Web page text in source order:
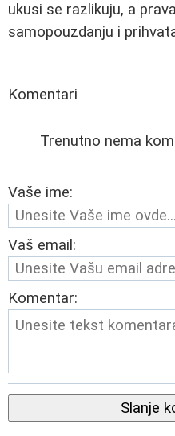
ukusi se razlikuju, a
samopouzdanju i
Komentari
Trenutno nema
Vaše ime:
Vaš email:
Komentar:
Slanje